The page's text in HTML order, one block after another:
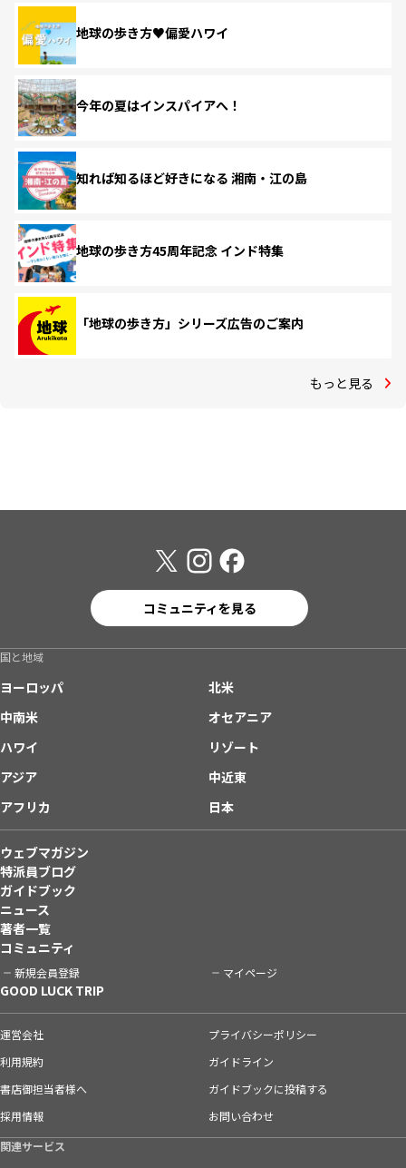
地球の歩き方♥偏愛ハワイ
今年の夏はインスパイアへ！
知れば知るほど好きになる 湘南・江の島
地球の歩き方45周年記念 インド特集
「地球の歩き方」シリーズ広告のご案内
もっと見る
コミュニティを見る
国と地域
ヨーロッパ
北米
中南米
オセアニア
ハワイ
リゾート
アジア
中近東
アフリカ
日本
ウェブマガジン
特派員ブログ
ガイドブック
ニュース
著者一覧
コミュニティ
新規会員登録 マイページ
GOOD LUCK TRIP
運営会社
プライバシーポリシー
利用規約
ガイドライン
書店御担当者様へ
ガイドブックに投稿する
採用情報
お問い合わせ
関連サービス